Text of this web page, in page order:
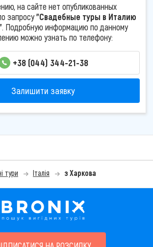
на сайте нет опубликованных
запросу"Свадебные туры в Италию
. Подробную информацию по данному
можно узнать по телефону:
+38 (044) 344-21-38
Залишити заявку
тури Італія з Харкова